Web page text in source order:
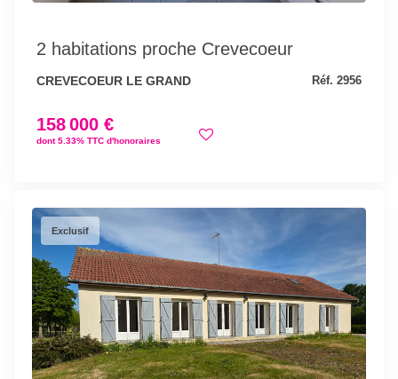
2 habitations proche Crevecoeur
CREVECOEUR LE GRAND Réf. 2956
158 000 €
dont 5.33% TTC d'honoraires
Exclusif